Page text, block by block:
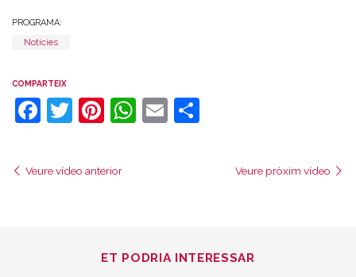
PROGRAMA:
Notícies
COMPARTEIX
Facebook
Twitter
Pinterest
WhatsApp
Email
Veure vídeo anterior Veure pròxim vídeo
ET PODRIA INTERESSAR